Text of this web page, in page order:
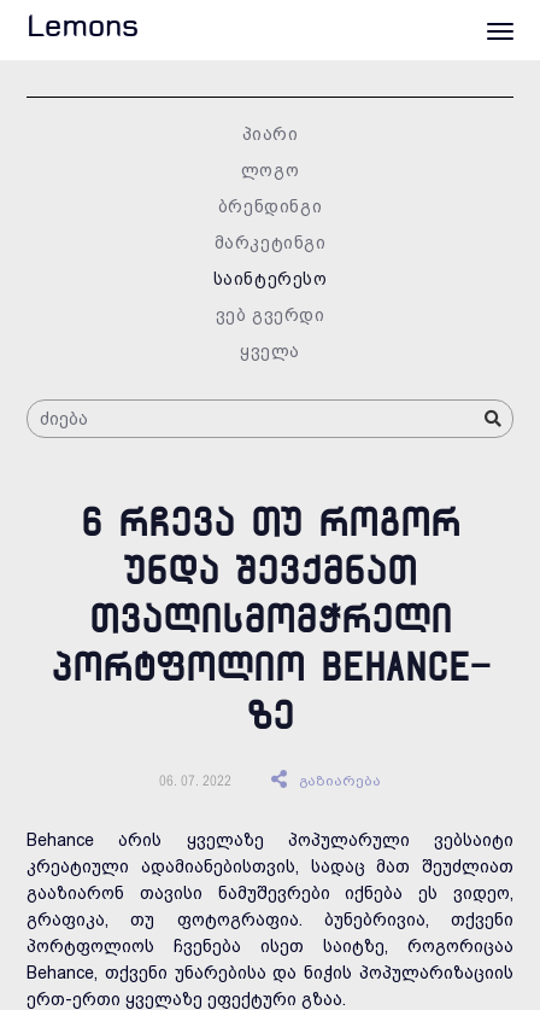
Lemons
პიარი
ლოგო
ბრენდინგი
მარკეტინგი
საინტერესო
ვებ გვერდი
ყველა
6 ᲠᲩᲔᲕᲐ ᲗᲣ ᲠᲝᲒᲝᲠ
ᲣᲜᲓᲐ ᲨᲔᲕᲥᲛᲜᲐᲗ
ᲗᲕᲐᲚᲘᲡᲛᲝᲛᲭᲠᲔᲚᲘ
ᲞᲝᲠᲢᲤᲝᲚᲘᲝ BEHANCE-
ᲖᲔ
06. 07. 2022 გაზიარება
Behance არის ყველაზე პოპულარული ვებსაიტი
კრეატიული ადამიანებისთვის, სადაც მათ შეუძლიათ
გააზიარონ თავისი ნამუშევრები იქნება ეს ვიდეო,
გრაფიკა, თუ ფოტოგრაფია. ბუნებრივია, თქვენი
პორტფოლიოს ჩვენება ისეთ საიტზე, როგორიცაა
Behance, თქვენი უნარებისა და ნიჭის პოპულარიზაციის
ერთ-ერთი ყველაზე ეფექტური გზაა.